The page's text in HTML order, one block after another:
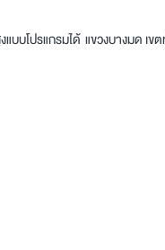
บโปรแกรมได้ แขวงบางมด เ